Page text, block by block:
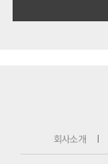
회사소개